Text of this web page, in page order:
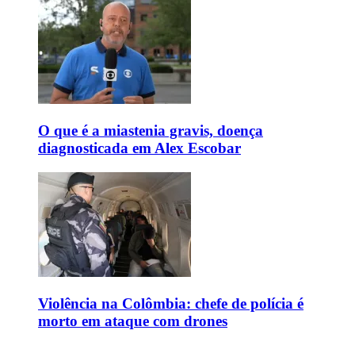
O que é a miastenia gravis, doença
diagnosticada em Alex Escobar
Violência na Colômbia: chefe de polícia é
morto em ataque com drones